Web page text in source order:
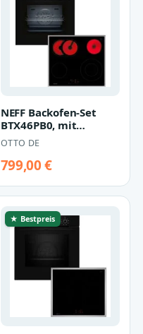
NEFF Backofen-Set
BTX46PB0, mit
Teleskopauszug
nachrüstbar, Pyrolyse-
S…
OTTO DE
799,00 €
★ Bestpreis